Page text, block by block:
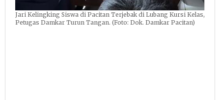
Jari Kelingking Siswa di Pacitan Terjebak di Lubang Kursi Kelas,
Petugas Damkar Turun Tangan. (Foto: Dok. Damkar Pacitan)